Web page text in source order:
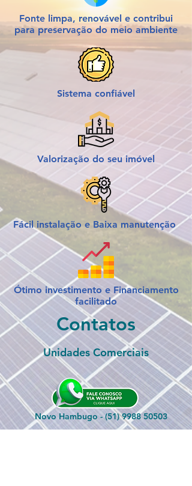
Ótimo investimento e Financiamento
facilitado
Fácil instalação e Baixa manutenção
Valorização do seu imóvel
Sistema confiável
Fonte limpa, renovável e contribui
para preservação do meio ambiente
Contatos
Unidades Comerciais
Novo Hambugo -(51) 9988 50503